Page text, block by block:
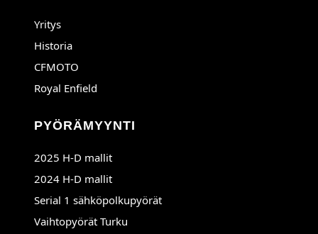
Yritys
Historia
CFMOTO
Royal Enfield
PYÖRÄMYYNTI
2025 H-D mallit
2024 H-D mallit
Serial 1 sähköpolkupyörät
Vaihtopyörät Turku